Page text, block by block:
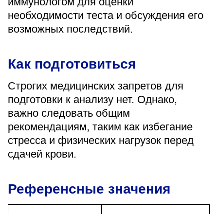
необходимости теста и обсуждения его
возможных последствий.
Как подготовиться
Строгих медицинских запретов для
подготовки к анализу нет. Однако,
важно следовать общим
рекомендациям, таким как избегание
стресса и физических нагрузок перед
сдачей крови.
Референсные значения